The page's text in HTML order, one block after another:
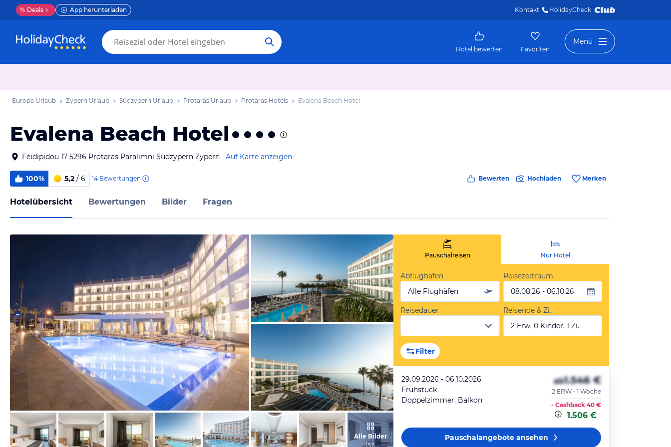
% Deals App herunterladen Kontakt HolidayCheck
Hotel bewerten Favoriten
Menü
Europa Urlaub Zypern Urlaub Südzypern Urlaub Protaras Urlaub Protaras Hotels Evalena Beach Hotel
Evalena Beach Hotel
Feidipidou 17 5296 Protaras Paralimni Südzypern Zypern Auf Karte anzeigen
100% 5,2 / 6 14 Bewertungen Bewerten Hochladen Merken
Hotelübersicht Bewertungen Bilder Fragen
vom Hotelier, April 2018 vom Hotelier, April 2018
Alle Bilder
(51)
Pauschalreisen Nur Hotel
Abflughafen
Alle Flughäfen
Reisezeitraum
08.08.26 - 06.10.26
Reisedauer
Reisende & Zi.
2 Erw, 0 Kinder, 1 Zi.
Filter
29.09.2026 - 06.10.2026
Frühstück
Doppelzimmer, Balkon
ab1.546 €
2 ERW • 1 Woche
- Cashback 40 €
1.506 €
Pauschalangeboteansehen